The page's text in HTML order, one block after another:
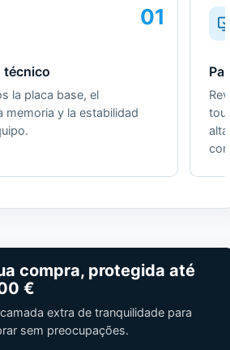
01
técnico
la placa base, el
memoria y la estabilidad
compra, protegida até
€
extra de tranquilidade para
sem preocupações.